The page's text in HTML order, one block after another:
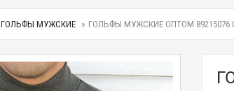
ГОЛЬФЫ МУЖСКИЕ ГОЛЬФЫ МУЖСКИЕ ОПТОМ 89215076